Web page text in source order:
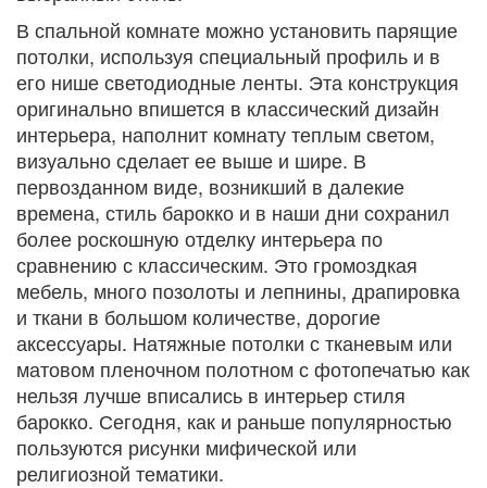
В спальной комнате можно установить парящие
потолки, используя специальный профиль и в
его нише светодиодные ленты. Эта конструкция
оригинально впишется в классический дизайн
интерьера, наполнит комнату теплым светом,
визуально сделает ее выше и шире. В
первозданном виде, возникший в далекие
времена, стиль барокко и в наши дни сохранил
более роскошную отделку интерьера по
сравнению с классическим. Это громоздкая
мебель, много позолоты и лепнины, драпировка
и ткани в большом количестве, дорогие
аксессуары. Натяжные потолки с тканевым или
матовом пленочном полотном с фотопечатью как
нельзя лучше вписались в интерьер стиля
барокко. Сегодня, как и раньше популярностью
пользуются рисунки мифической или
религиозной тематики.